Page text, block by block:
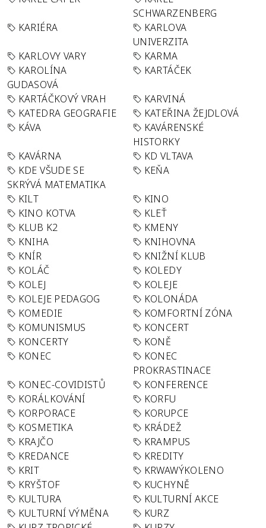
SCHWARZENBERG
KARIÉRA
KARLOVA
UNIVERZITA
KARLOVY VARY
KARMA
KAROLÍNA
GUDASOVÁ
KARTÁČEK
KARTÁČKOVÝ VRAH
KARVINÁ
KATEDRA GEOGRAFIE
KATEŘINA ŽEJDLOVÁ
KÁVA
KAVÁRENSKÉ
HISTORKY
KAVÁRNA
KD VLTAVA
KDE VŠUDE SE
SKRÝVÁ MATEMATIKA
KEŇA
KILT
KINO
KINO KOTVA
KLEŤ
KLUB K2
KMENY
KNIHA
KNIHOVNA
KNÍR
KNIŽNÍ KLUB
KOLÁČ
KOLEDY
KOLEJ
KOLEJE
KOLEJE PEDAGOG
KOLONÁDA
KOMEDIE
KOMFORTNÍ ZÓNA
KOMUNISMUS
KONCERT
KONCERTY
KONĚ
KONEC
KONEC
PROKRASTINACE
KONEC-COVIDISTŮ
KONFERENCE
KORÁLKOVÁNÍ
KORFU
KORPORACE
KORUPCE
KOSMETIKA
KRÁDEŽ
KRAJČO
KRAMPUS
KREDANCE
KREDITY
KRIT
KRWAWÝKOLENO
KRYŠTOF
KUCHYNĚ
KULTURA
KULTURNÍ AKCE
KULTURNÍ VÝMĚNA
KURZ